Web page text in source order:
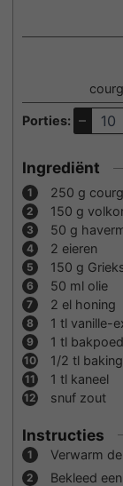
Porties: –
Ingrediënt
250 g
150 g
50 g
2 eieren
150 g
50 ml olie
2 el honing
1 tl vanille-
1 tl
1/2 tl
1 tl kaneel
snuf zout
Instructies
Verwarm
Bekleed